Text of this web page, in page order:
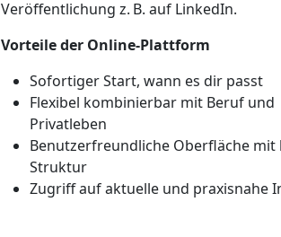
Veröffentlichung z. B. auf LinkedIn.
Vorteile der Online-Plattform
Sofortiger Start, wann es dir passt
Flexibel kombinierbar mit Beruf und
Privatleben
Benutzerfreundliche Oberfläche mit
Struktur
Zugriff auf aktuelle und praxisnahe